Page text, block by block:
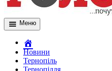
Меню
Новини
Тернопіль
Тернопілля